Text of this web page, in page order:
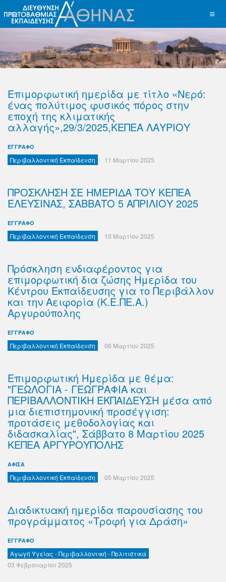
Επιμορφωτική ημερίδα με τίτλο «Νερό:
ένας πολύτιμος φυσικός πόρος στην
εποχή της κλιματικής
αλλαγής»,29/3/2025,KEΠΕΑ ΛΑΥΡΙΟΥ
ΕΓΓΡΑΦΟ
Περιβαλλοντική Εκπαίδευση 11 Μαρτίου 2025
ΠΡΟΣΚΛΗΣΗ ΣΕ ΗΜΕΡΙΔΑ ΤΟΥ ΚΕΠΕΑ
ΕΛΕΥΣΙΝΑΣ, ΣΑΒΒΑΤΟ 5 ΑΠΡΙΛΙΟΥ 2025
ΕΓΓΡΑΦΟ
Περιβαλλοντική Εκπαίδευση 10 Μαρτίου 2025
Πρόσκληση ενδιαφέροντος για
επιμορφωτική δια ζώσης Ημερίδα του
Κέντρου Εκπαίδευσης για το Περιβάλλον
και την Αειφορία (Κ.Ε.ΠΕ.Α.)
Αργυρούπολης
ΕΓΓΡΑΦΟ
Περιβαλλοντική Εκπαίδευση 06 Μαρτίου 2025
Επιμορφωτική Ημερίδα με θέμα:
"ΓΕΩΛΟΓΙΑ - ΓΕΩΓΡΑΦΙΑ και
ΠΕΡΙΒΑΛΛΟΝΤΙΚΗ ΕΚΠΑΙΔΕΥΣΗ μέσα από
μια διεπιστημονική προσέγγιση:
προτάσεις μεθοδολογίας και
διδασκαλίας", Σάββατο 8 Μαρτίου 2025
ΚΕΠΕΑ ΑΡΓΥΡΟΥΠΟΛΗΣ
ΑΦΙΣΑ
Περιβαλλοντική Εκπαίδευση 05 Μαρτίου 2025
Διαδικτυακή ημερίδα παρουσίασης του
προγράμματος «Τροφή για Δράση»
ΕΓΓΡΑΦΟ
Αγωγή Υγείας - Περιβαλλοντική - Πολιτιστικά
03 Φεβρουαρίου 2025